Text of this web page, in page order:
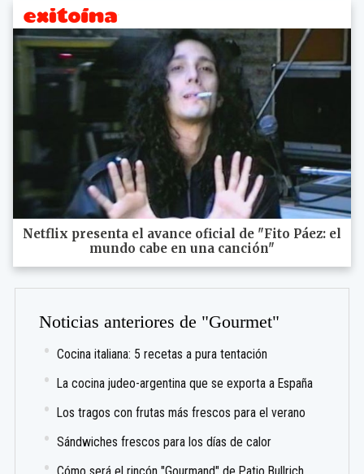
Netflix presenta el avance oficial de "Fito Páez: el
mundo cabe en una canción"
Noticias anteriores de "Gourmet"
Cocina italiana: 5 recetas a pura tentación
La cocina judeo-argentina que se exporta a España
Los tragos con frutas más frescos para el verano
Sándwiches frescos para los días de calor